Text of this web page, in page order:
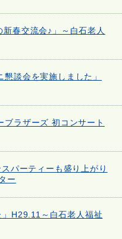
春交流会♪」～白石老人
談会を実施しました」
ラザーズ 初コンサート
パーティーも盛り上がり
ー
」H29.11～白石老人福祉